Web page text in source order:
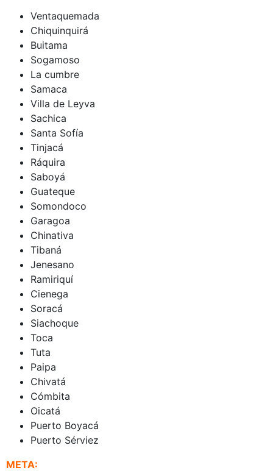
Ventaquemada
Chiquinquirá
Buitama
Sogamoso
La cumbre
Samaca
Villa de Leyva
Sachica
Santa Sofía
Tinjacá
Ráquira
Saboyá
Guateque
Somondoco
Garagoa
Chinativa
Tibaná
Jenesano
Ramiriquí
Cienega
Soracá
Siachoque
Toca
Tuta
Paipa
Chivatá
Cómbita
Oicatá
Puerto Boyacá
Puerto Sérviez
META: